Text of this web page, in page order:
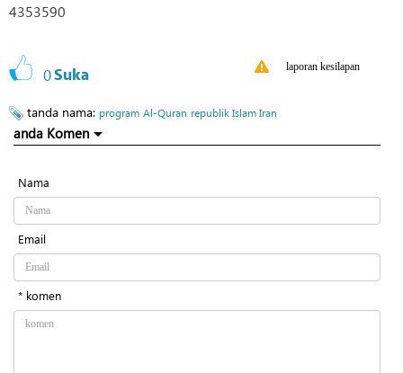
4353590
0Suka laporan kesilapan
tanda nama: program Al-Quran republik Islam Iran
anda Komen
Nama
Email
* komen